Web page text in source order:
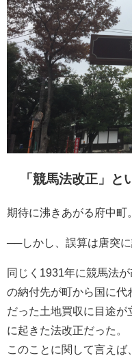
「競馬法改正」と
期待に沸きあがる府中町。
──しかし、誤算は唐突に
同じく1931年に競馬法
の納付先が町から国に代
だった土地買収に目途
に起きた法改正だった。
このことに関して言え